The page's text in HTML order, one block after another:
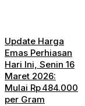
Update Harga
Emas Perhiasan
Hari Ini, Senin 16
Maret 2026:
Mulai Rp 484.000
per Gram